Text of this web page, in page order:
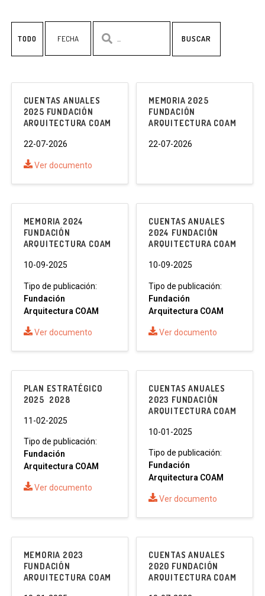
TODO BUSCAR
CUENTAS ANUALES
2025 FUNDACIÓN
ARQUITECTURA COAM
22-07-2026
Ver documento
MEMORIA 2025
FUNDACIÓN
ARQUITECTURA COAM
22-07-2026
MEMORIA 2024
FUNDACIÓN
ARQUITECTURA COAM
10-09-2025
Tipo de publicación:
Fundación
Arquitectura COAM
Ver documento
CUENTAS ANUALES
2024 FUNDACIÓN
ARQUITECTURA COAM
10-09-2025
Tipo de publicación:
Fundación
Arquitectura COAM
Ver documento
PLAN ESTRATÉGICO
2025  2028
11-02-2025
Tipo de publicación:
Fundación
Arquitectura COAM
Ver documento
CUENTAS ANUALES
2023 FUNDACIÓN
ARQUITECTURA COAM
10-01-2025
Tipo de publicación:
Fundación
Arquitectura COAM
Ver documento
MEMORIA 2023
FUNDACIÓN
ARQUITECTURA COAM
CUENTAS ANUALES
2020 FUNDACIÓN
ARQUITECTURA COAM